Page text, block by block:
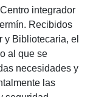
integrador
Recibidos
y Bibliotecaria, el
al que se
necesidades y
las